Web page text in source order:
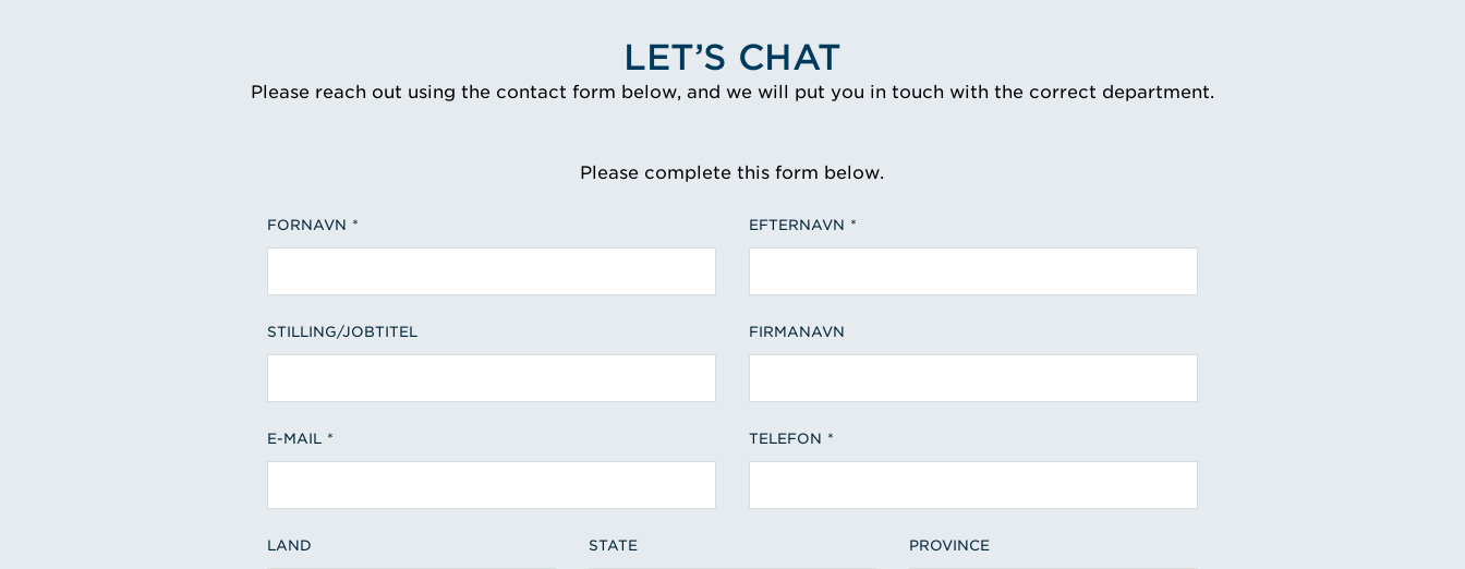
LET’S CHAT
Please reach out using the contact form below, and we will put you in touch with the correct department.
Please complete this form below.
FORNAVN EFTERNAVN
STILLING/JOBTITEL FIRMANAVN
E-MAIL TELEFON
LAND STATE PROVINCE